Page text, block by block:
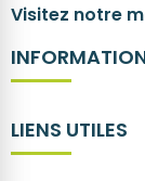
Visitez notre
LIENS UTILES